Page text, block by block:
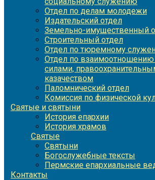
Отдел по делам молодежи
Издательский отдел
Земельно-имущественный
Строительный отдел
Отдел по тюремному
Отдел по
силами,
казачеством
Паломнический отдел
Комиссия по физической
Святые и святыни
История епархии
История храмов
Святые
Святыни
Богослужебные тексты
Пермские епархиальные
Контакты